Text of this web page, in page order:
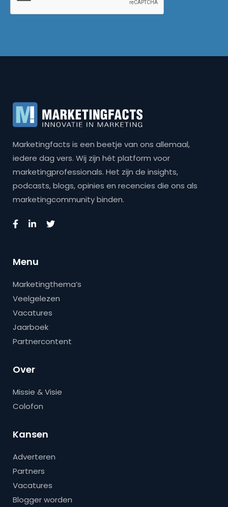
Marketingfacts is een beetje van ons allemaal,
iedere dag vers. Wij zijn hét platform voor
marketingprofessionals. Het zijn de insights,
podcasts, blogs, opinies en recencies die ons als
marketingcommunity binden.
Menu
Marketingthema’s
Veelgelezen
Vacatures
Jaarboek
Partnercontent
Over
Missie & Visie
Colofon
Kansen
Adverteren
Partners
Vacatures
Blogger worden